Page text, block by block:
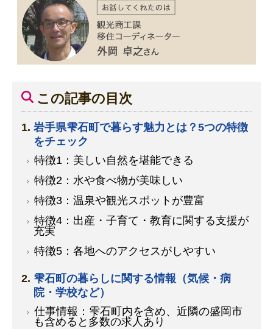
この記事の目次
岩手県雫石町で暮らす魅力とは？5つの特徴
をチェック
特徴1：美しい自然を堪能できる
特徴2：水や食べ物が美味しい
特徴3：温泉や観光スポットが豊富
特徴4：出産・子育て・教育に関する支援が
充実
特徴5：各地へのアクセスがしやすい
雫石町の暮らしに関する情報（気候・病
院・学校など）
仕事情報：雫石町内を含め、近隣の盛岡市
も含めると多数の求人あり